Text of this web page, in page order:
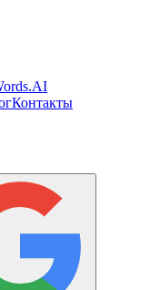
Контакты